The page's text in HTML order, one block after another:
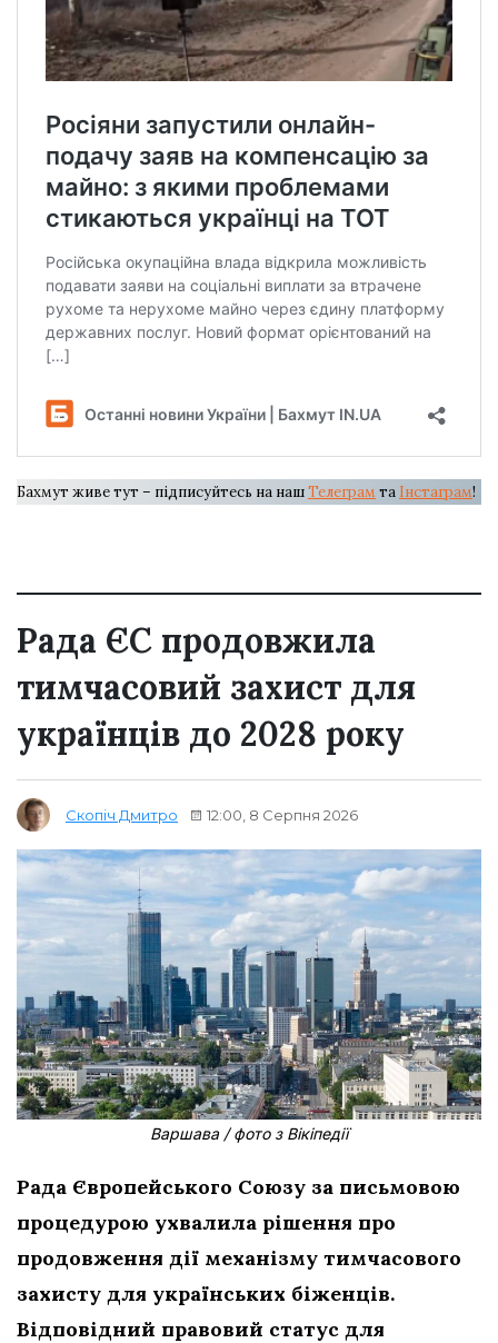
Бахмут живе тут – підписуйтесь на нашТелеграм та Інстаграм!
Рада ЄС продовжила
тимчасовий захист для
українців до 2028 року
Скопіч Дмитро 12:00, 8 Серпня 2026
Варшава / фото з Вікіпедії
Рада Європейського Союзу за письмовою
процедурою ухвалила рішення про
продовження дії механізму тимчасового
захисту для українських біженців.
Відповідний правовий статус для